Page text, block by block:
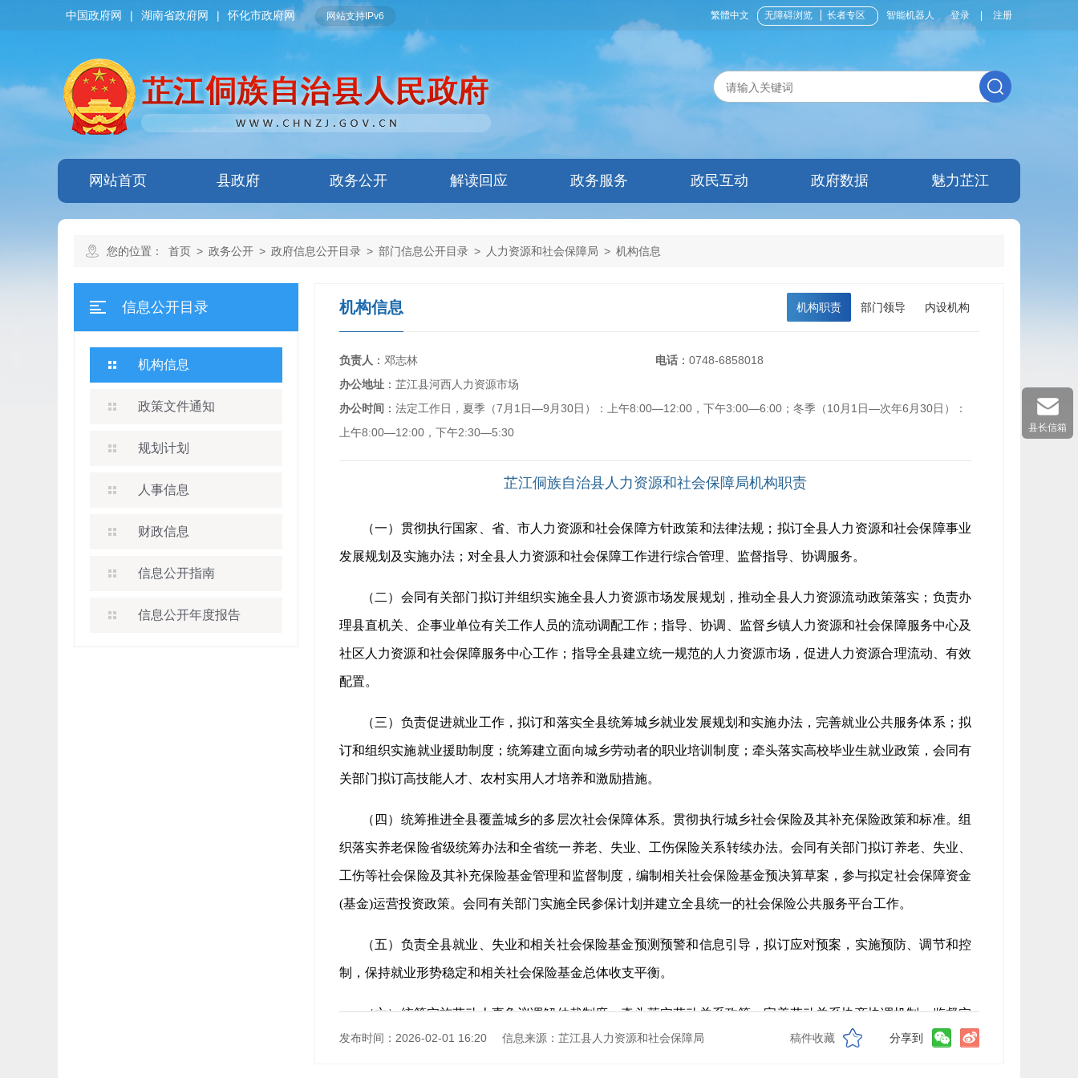
繁體中文 无障碍浏览 长者专区 智能机器人 登录 注册
中国政府网 | 湖南省政府网 | 怀化市政府网 网站支持IPv6
网站首页 县政府 政务公开 解读回应 政务服务 政民互动 政府数据 魅力芷江
您的位置： 首页 > 政务公开 > 政府信息公开目录 > 部门信息公开目录 > 人力资源和社会保障局 > 机构信息
信息公开目录
机构信息
政策文件通知
规划计划
人事信息
财政信息
信息公开指南
信息公开年度报告
机构信息 机构职责 部门领导 内设机构
负责人 ： 邓志林 电话 ： 0748-6858018
办公地址 ： 芷江县河西人力资源市场
办公时间 ： 法定工作日，夏季（7月1日—9月30日）：上午8:00—12:00，下午3:00—6:00；冬季（10月1日—次年6月30日）：
上午8:00—12:00，下午2:30—5:30
芷江侗族自治县人力资源和社会保障局机构职责
（一）贯彻执行国家、省、市人力资源和社会保障方针政策和法律法规；拟订全县人力资源和社会保障事业
发展规划及实施办法；对全县人力资源和社会保障工作进行综合管理、监督指导、协调服务。
（二）会同有关部门拟订并组织实施全县人力资源市场发展规划，推动全县人力资源流动政策落实；负责办
理县直机关、企事业单位有关工作人员的流动调配工作；指导、协调、监督乡镇人力资源和社会保障服务中心及
社区人力资源和社会保障服务中心工作；指导全县建立统一规范的人力资源市场，促进人力资源合理流动、有效
配置。
（三）负责促进就业工作，拟订和落实全县统筹城乡就业发展规划和实施办法，完善就业公共服务体系；拟
订和组织实施就业援助制度；统筹建立面向城乡劳动者的职业培训制度；牵头落实高校毕业生就业政策，会同有
关部门拟订高技能人才、农村实用人才培养和激励措施。
（四）统筹推进全县覆盖城乡的多层次社会保障体系。贯彻执行城乡社会保险及其补充保险政策和标准。组
织落实养老保险省级统筹办法和全省统一养老、失业、工伤保险关系转续办法。会同有关部门拟订养老、失业、
工伤等社会保险及其补充保险基金管理和监督制度，编制相关社会保险基金预决算草案，参与拟定社会保障资金
(基金)运营投资政策。会同有关部门实施全民参保计划并建立全县统一的社会保险公共服务平台工作。
（五）负责全县就业、失业和相关社会保险基金预测预警和信息引导，拟订应对预案，实施预防、调节和控
制，保持就业形势稳定和相关社会保险基金总体收支平衡。
（六）统筹实施劳动人事争议调解仲裁制度。牵头落实劳动关系政策，完善劳动关系协商协调机制，监督实
施职工工作时间、休息休假和假期制度，并监督实施消除非法使用童工政策和女工、未成年工特殊劳动保护政
发布时间：2026-02-01 16:20 信息来源：芷江县人力资源和社会保障局 稿件收藏 分享到
县长信箱